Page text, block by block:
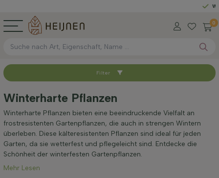
WählenSie
0
Sortieren nach
Verfügbar
Wurzel-Typ
Höhe bei Lieferung (cm)
Filter
Winterharte Pflanzen
Winterharte Pflanzen bieten eine beeindruckende Vielfalt an
frostresistenten Gartenpflanzen, die auch in strengen Wintern
überleben. Diese kälteresistenten Pflanzen sind ideal für jeden
Garten, da sie wetterfest und pflegeleicht sind. Entdecke die
Schönheit der winterfesten Gartenpflanzen.
Mehr Lesen